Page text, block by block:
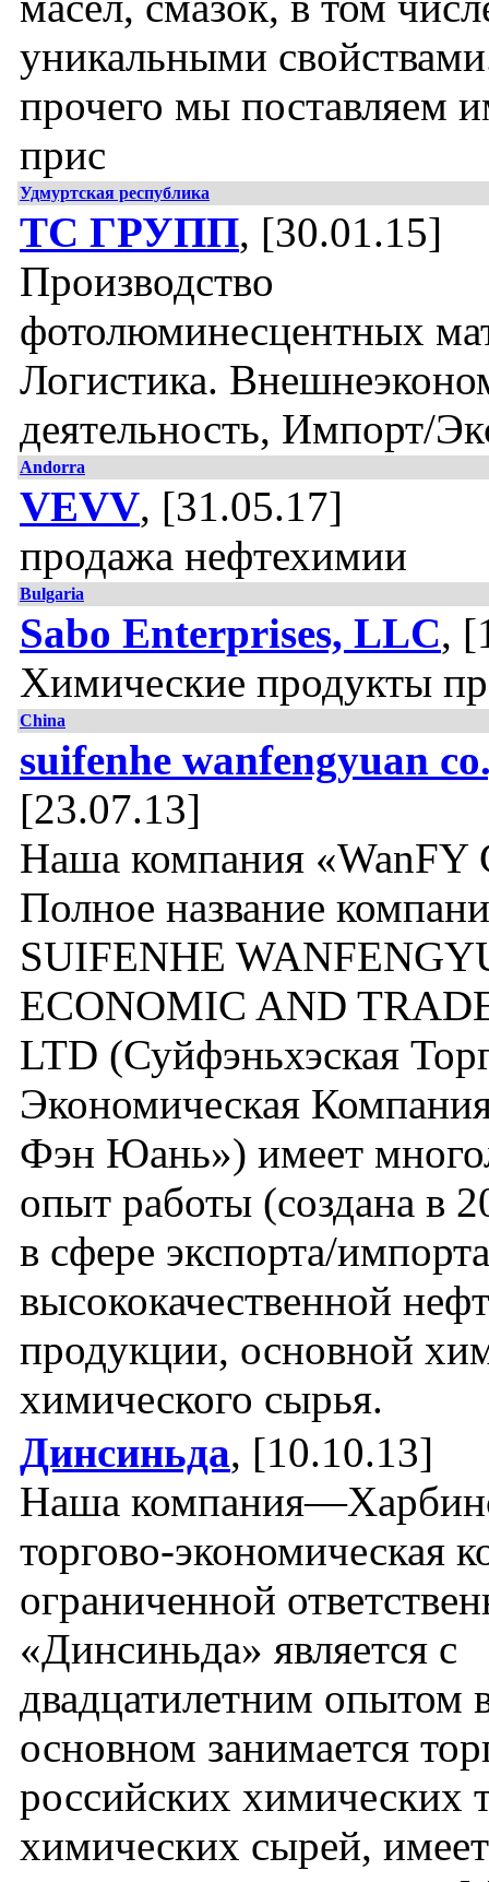
уникальными
прочего мы поставляем
прис
Удмуртская республика
ТС ГРУПП, [30.01.15]
Производство
фотолюминесцентных
Логистика.
деятельность, Импорт/
Andorra
VEVV, [31.05.17]
продажа нефтехимии
Bulgaria
Sabo Enterprises, LLC,
Химические продукты
China
suifenhe wanfengyuan
[23.07.13]
Наша компания «WanFY
Полное название
SUIFENHE
ECONOMIC AND
LTD (Суйфэньхэская
Экономическая
Фэн Юань») имеет
опыт работы (создана в
в сфере экспорта/импорта
высококачественной
продукции, основной
химического сырья.
Динсиньда, [10.10.13]
Наша
торгово-экономическая
ограниченной
«Динсиньда» является с
двадцатилетним опытом
основном занимается
российских химических
химических сырей, имеет